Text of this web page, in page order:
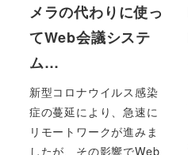
メラの代わりに使っ
てWeb会議システ
ム…
新型コロナウイルス感染
症の蔓延により、急速に
リモートワークが進みま
したが、その影響でWeb